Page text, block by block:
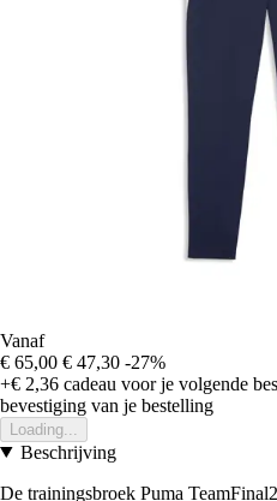
Vanaf
€ 65,00 € 47,30 -27%
+€ 2,36 cadeau voor je volgende
bevestiging van je bestelling
Loading...
Beschrijving
De trainingsbroek Puma